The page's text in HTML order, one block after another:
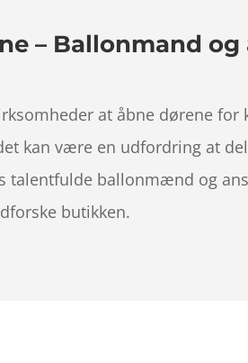
– Ballonmand
at åbne dørene
kan være en udfordring at
ballonmænd og
butikken.